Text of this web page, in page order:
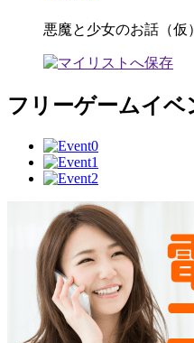
悪魔と少女のお話（仮）
フリーゲームイベ